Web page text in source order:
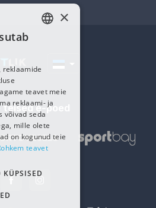
e-poed
×
reklaamide
teavet meie
reklaami- ja
võivad seda
mille olete
on kogunud teie
teavet